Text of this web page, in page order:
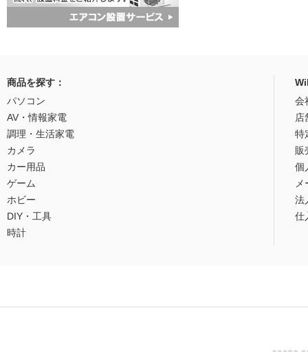
商品を探す：
パソコン
AV・情報家電
調理・生活家電
カメラ
カー用品
ゲーム
ホビー
DIY・工具
時計
会
店
特
販
個
メ
法
仕